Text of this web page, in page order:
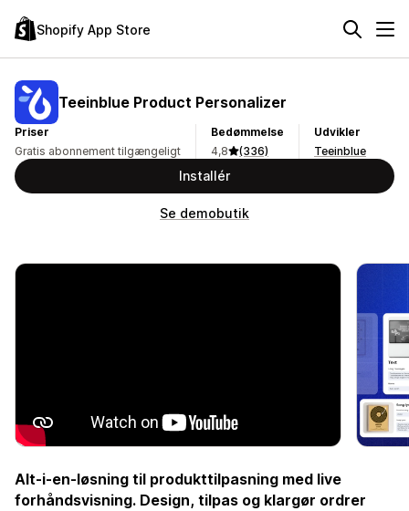
Shopify App Store
Teeinblue Product Personalizer
Priser
Gratis abonnement tilgængeligt
Bedømmelse
4,8
(336)
Udvikler
Teeinblue
Installér
Se demobutik
Alt-i-en-løsning til produkttilpasning med live
forhåndsvisning. Design, tilpas og klargør ordrer